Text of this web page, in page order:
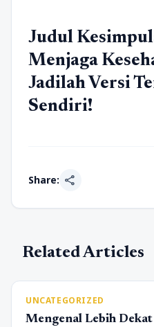
Judul
Menjaga
Jadilah Versi
Sendiri!
Share: share
Related Articles
UNCATEGORIZED
Mengenal Lebih